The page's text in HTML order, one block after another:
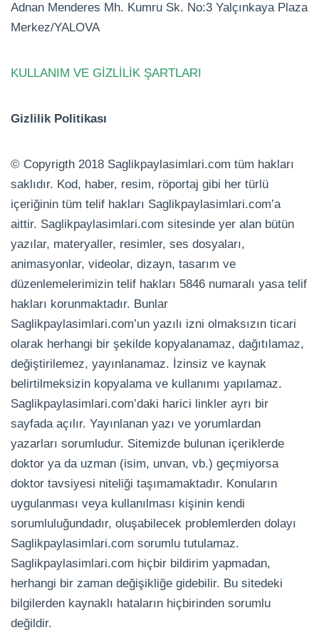
Adnan Menderes Mh. Kumru Sk. No:3 Yalçınkaya Plaza
Merkez/YALOVA
KULLANIM VE GİZLİLİK ŞARTLARI
Gizlilik Politikası
© Copyrigth 2018 Saglikpaylasimlari.com tüm hakları
saklıdır. Kod, haber, resim, röportaj gibi her türlü
içeriğinin tüm telif hakları Saglikpaylasimlari.com’a
aittir. Saglikpaylasimlari.com sitesinde yer alan bütün
yazılar, materyaller, resimler, ses dosyaları,
animasyonlar, videolar, dizayn, tasarım ve
düzenlemelerimizin telif hakları 5846 numaralı yasa telif
hakları korunmaktadır. Bunlar
Saglikpaylasimlari.com’un yazılı izni olmaksızın ticari
olarak herhangi bir şekilde kopyalanamaz, dağıtılamaz,
değiştirilemez, yayınlanamaz. İzinsiz ve kaynak
belirtilmeksizin kopyalama ve kullanımı yapılamaz.
Saglikpaylasimlari.com’daki harici linkler ayrı bir
sayfada açılır. Yayınlanan yazı ve yorumlardan
yazarları sorumludur. Sitemizde bulunan içeriklerde
doktor ya da uzman (isim, unvan, vb.) geçmiyorsa
doktor tavsiyesi niteliği taşımamaktadır. Konuların
uygulanması veya kullanılması kişinin kendi
sorumluluğundadır, oluşabilecek problemlerden dolayı
Saglikpaylasimlari.com sorumlu tutulamaz.
Saglikpaylasimlari.com hiçbir bildirim yapmadan,
herhangi bir zaman değişikliğe gidebilir. Bu sitedeki
bilgilerden kaynaklı hataların hiçbirinden sorumlu
değildir.